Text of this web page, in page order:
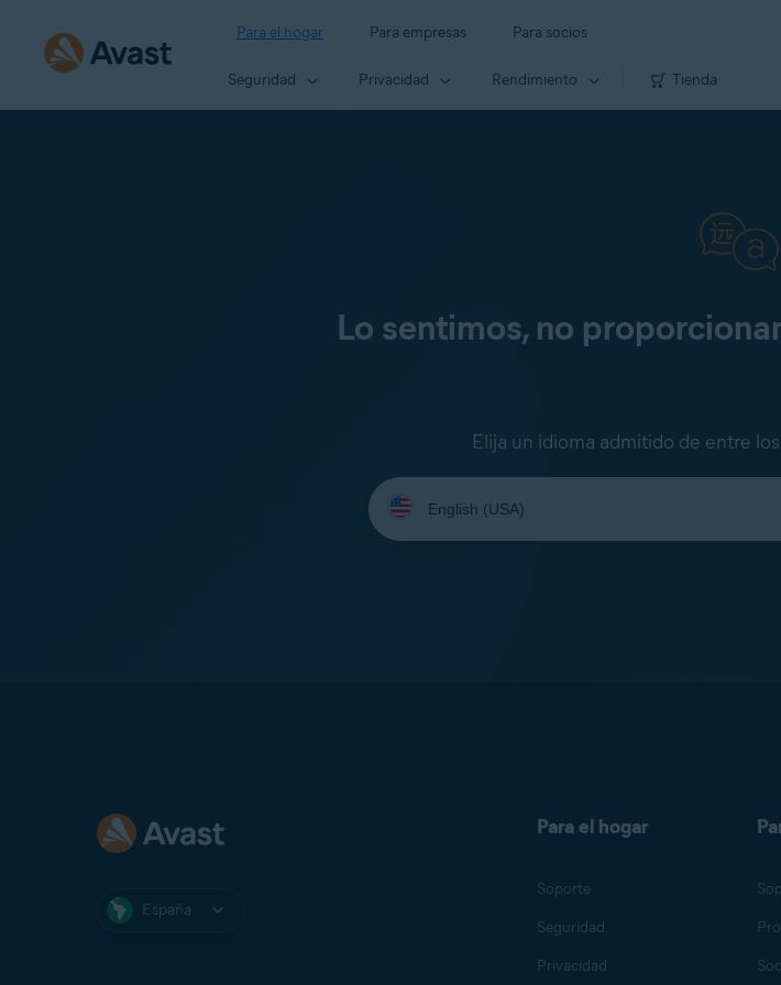
Para el hogar Para empresas Para socios
Seguridad Privacidad Rendimiento Tienda
Lo sentimos, no
Elija un idioma admitido de entre
Seleccione
su
idioma:
España
Para el hogar
Soporte
Seguridad
Privacidad